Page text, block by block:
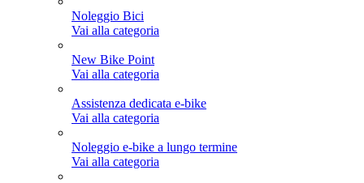
Noleggio Bici
Vai alla categoria
New Bike Point
Vai alla categoria
Assistenza dedicata e-bike
Vai alla categoria
Noleggio e-bike a lungo termine
Vai alla categoria